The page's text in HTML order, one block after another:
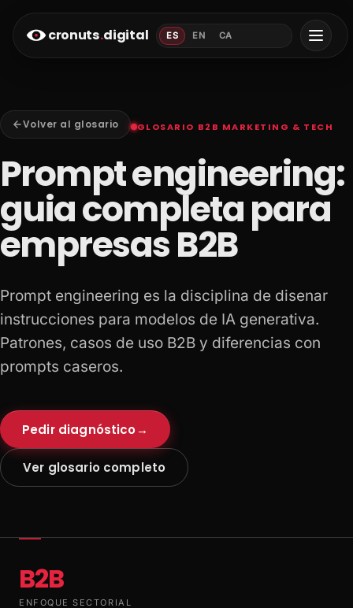
cronuts.digital ES EN CA
Volver al glosario GLOSARIO B2B MARKETING & TECH
Prompt engineering:
guia completa para
empresas B2B
Prompt engineering es la disciplina de disenar
instrucciones para modelos de IA generativa.
Patrones, casos de uso B2B y diferencias con
prompts caseros.
Pedir diagnóstico→
Ver glosario completo
B2B
ENFOQUE SECTORIAL